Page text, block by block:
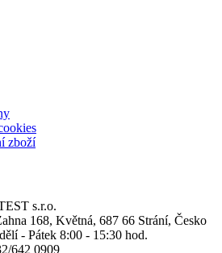
zboží
s.r.o.
168, Květná, 687 66 Strání, Česko
- Pátek 8:00 - 15:30 hod.
642 0909